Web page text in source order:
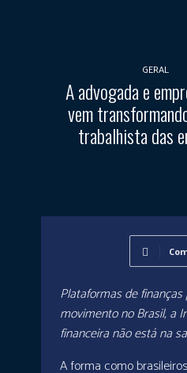
GERAL
A advogada e
vem
trabalhista das
Plataformas de
movimento no Brasil, a
financeira não está na
A forma como